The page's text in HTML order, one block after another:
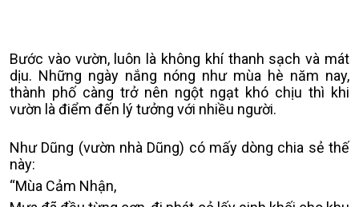
Bước vào vườn, luôn là không khí thanh sạch và mát
dịu. Những ngày nắng nóng như mùa hè năm nay,
thành phố càng trở nên ngột ngạt khó chịu thì khi
vườn là điểm đến lý tưởng với nhiều người.
Như Dũng (vườn nhà Dũng) có mấy dòng chia sẻ thế
này:
“Mùa Cảm Nhận,